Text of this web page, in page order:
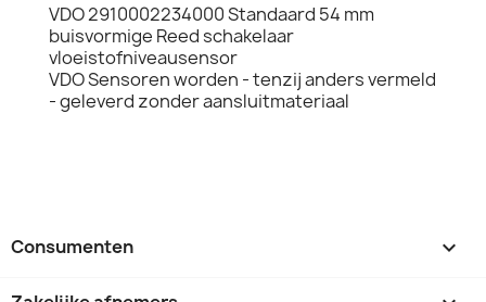
VDO 2910002234000 Standaard 54 mm
buisvormige Reed schakelaar
vloeistofniveausensor
VDO Sensoren worden - tenzij anders vermeld
- geleverd zonder aansluitmateriaal
Consumenten 